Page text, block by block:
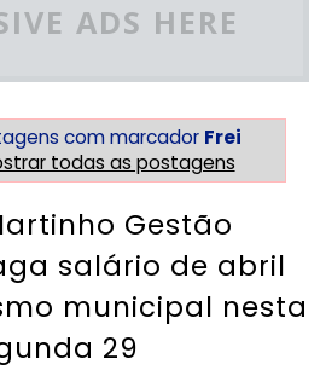
ADS HERE
com marcador Frei
todas as postagens
Gestão
salário de abril
municipal nesta
29